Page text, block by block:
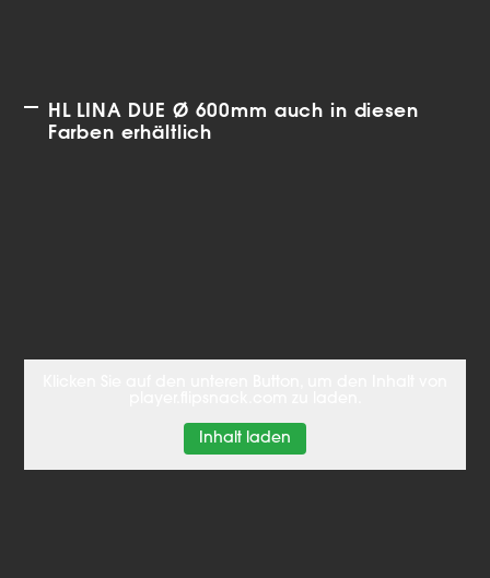
HL LINA DUE Ø 600mm auch in diesen
Farben erhältlich
Inhalt laden